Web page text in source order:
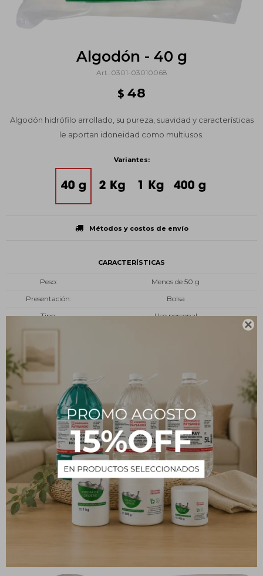

Algodón - 40 g
0301-03010068
$ 48
Algodón hidrófilo arrollado, su pureza, suavidad y características
le aportan idoneidad como multiusos.
Variantes:
Métodos y costos de envío
CARACTERÍSTICAS
Peso
Menos de 50 g
Presentación
Bolsa
Tipo
Uso personal
Algodón hidrófilo 100% de gran capacidad de absorción,
blanqueado sin cloro. Está formado por la superposición de napas
que le confieren una homogeneidad óptima.
Indicado para uso general en curas superficiales sin contacto
invasivo. Fácil rasgado.